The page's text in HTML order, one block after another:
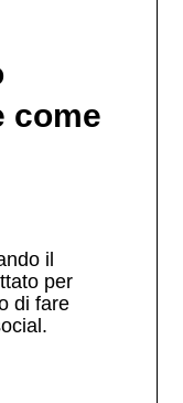
come
il
per
di fare